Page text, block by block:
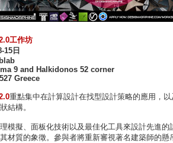
工作坊
15日
9 and Halkidonos 52 corner
Greece
重點集中在計算設計在找型設計策略的應用，
結構。
模擬、面板化技術以及最佳化工具來設計先進的
材質的象徵。參與者將重新審視著名建築師的懸